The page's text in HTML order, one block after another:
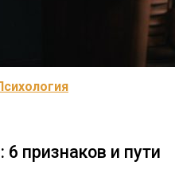
признаков и пути